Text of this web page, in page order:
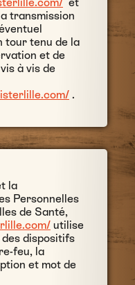
transmission
tour tenu de la
et de
à vis de
.
la
Personnelles
de Santé,
utilise
dispositifs
feu, la
et mot de